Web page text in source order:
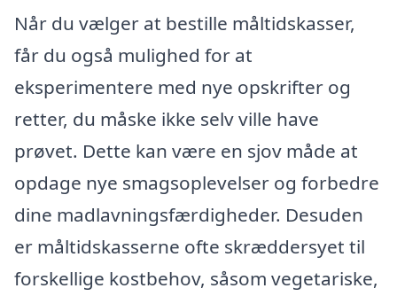
Når du vælger at bestille måltidskasser,
får du også mulighed for at
eksperimentere med nye opskrifter og
retter, du måske ikke selv ville have
prøvet. Dette kan være en sjov måde at
opdage nye smagsoplevelser og forbedre
dine madlavningsfærdigheder. Desuden
er måltidskasserne ofte skræddersyet til
forskellige kostbehov, såsom vegetariske,